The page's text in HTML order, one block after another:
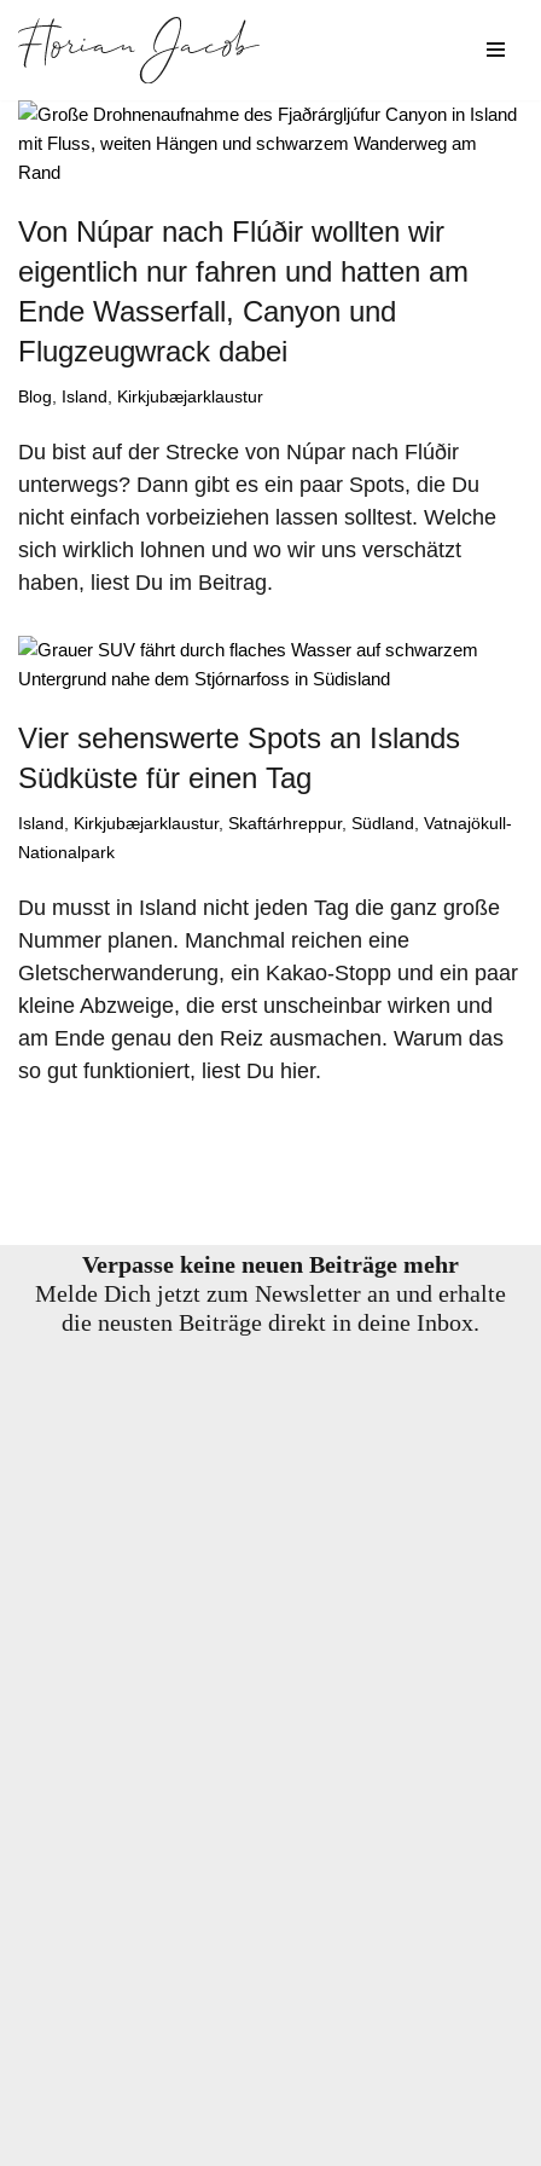
Zum
springen
Von Núpar nach Flúðir wollten wir
eigentlich nur fahren und hatten am
Ende Wasserfall, Canyon und
Flugzeugwrack dabei
Blog Island Kirkjubæjarklaustur
Du bist auf der Strecke von Núpar nach Flúðir
unterwegs? Dann gibt es ein paar Spots, die Du
nicht einfach vorbeiziehen lassen solltest. Welche
sich wirklich lohnen und wo wir uns verschätzt
haben, liest Du im Beitrag.
Vier sehenswerte Spots an Islands
Südküste für einen Tag
Island Kirkjubæjarklaustur, Skaftárhreppur, Südland Vatnajökull-
Nationalpark
Du musst in Island nicht jeden Tag die ganz große
Nummer planen. Manchmal reichen eine
Gletscherwanderung, ein Kakao-Stopp und ein paar
kleine Abzweige, die erst unscheinbar wirken und
am Ende genau den Reiz ausmachen. Warum das
so gut funktioniert, liest Du hier.
Verpasse keine neuen Beiträge mehr
Melde Dich jetzt zum Newsletter an und erhalte
die neusten Beiträge direkt in deine Inbox.